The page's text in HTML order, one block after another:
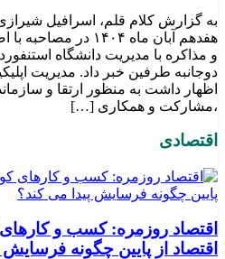
به گزارش کلام قلم، اسرافیل
هفدهم آبان ماه ۱۴۰۴
و مذاکره با مدیریت دانشگاه
دوجانبه طرفین خبر داد. مدیریت
اظهار داشت به منظور ارتقا و
،مشارکت و همکاری […]
اقتصادی
اقتصاد روزمره: کسب‌ و کارهای
اقتصاد از پایین چگونه